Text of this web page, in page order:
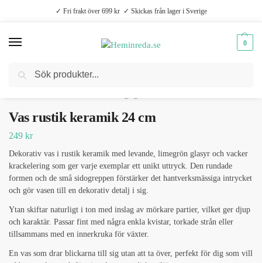
✓ Fri frakt över 699 kr ✓ Skickas från lager i Sverige
0
Hem Dekoration / Dekorationer
Vas rustik keramik 24 cm
249 kr
Dekorativ vas i rustik keramik med levande, limegrön glasyr och vacker
krackelering som ger varje exemplar ett unikt uttryck. Den rundade
formen och de små sidogreppen förstärker det hantverksmässiga intrycket
och gör vasen till en dekorativ detalj i sig.
Ytan skiftar naturligt i ton med inslag av mörkare partier, vilket ger djup
och karaktär. Passar fint med några enkla kvistar, torkade strån eller
tillsammans med en innerkruka för växter.
En vas som drar blickarna till sig utan att ta över, perfekt för dig som vill